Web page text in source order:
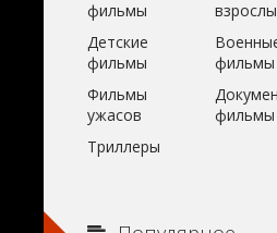
фильмы
Детские
фильмы
фильмы
Фильмы
ужасов
фильмы
Триллеры